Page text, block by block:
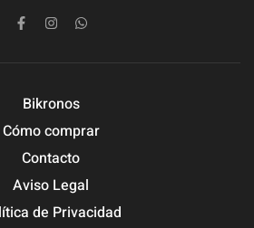
Bikronos
Cómo comprar
Contacto
Aviso Legal
de Privacidad